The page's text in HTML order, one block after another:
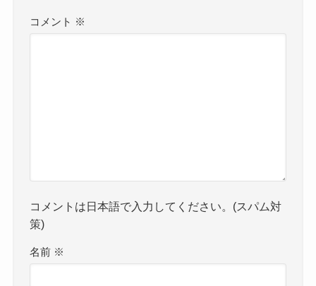
コメント ※
コメントは日本語で入力してください。(スパム対
策)
名前 ※